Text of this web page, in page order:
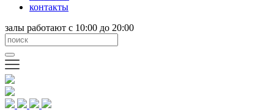
контакты
залы работают с 10:00 до 20:00